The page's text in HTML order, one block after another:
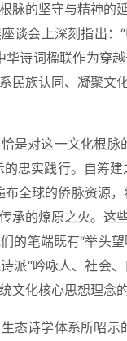
脉的坚守与精神的
谈会上深刻指出
诗词楹联作为穿
民族认同、凝聚文
是对这一文化根
的忠实践行。自筹
布全球的侨脉资源
承的燎原之火。这
的笔端既有“举头
派“吟咏人、社会
文化核心思想理念
态诗学体系所昭